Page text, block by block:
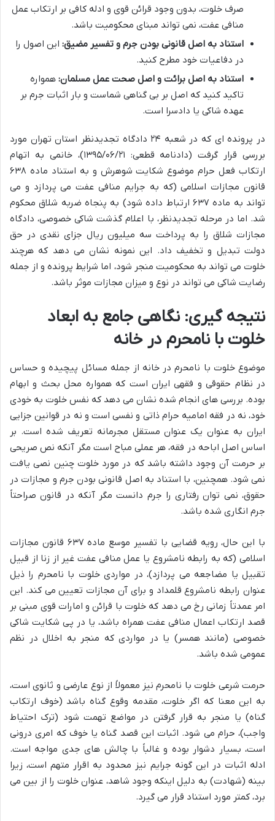
صرف خلوت، بدون وجود قرائن قوی و ادله کافی بر ارتکاب عمل
منافی عفت، نمی تواند مبنای محکومیت باشد.
استناد به اصل قانونی بودن جرم و تفسیر مضیق: این اصول را
در دفاعیات خود مطرح کنید.
استناد به اصل برائت و اصل صحت عمل مسلمان: همواره
تاکید کنید که اصل بر بی گناهی شماست و بار اثبات جرم بر
عهده شاکی یا دادسرا است.
در پرونده ای که در شعبه ۲۴ دادگاه تجدیدنظر استان تهران مورد
بررسی قرار گرفت (دادنامه قطعی: ۱۳۹۵/۰۶/۲۱)، خانمی به اتهام
ارتکاب فعل حرام موضوع شکایت شوهرش و به استناد ماده ۶۳۸
قانون مجازات اسلامی (که به جرایم منافی عفت می پردازد و می
تواند به ماده ۶۳۷ ارتباط داده شود) به پنجاه ضربه شلاق محکوم
شد. اما در مرحله تجدیدنظر، با اعلام گذشت شاکی خصوصی، دادگاه
مجازات شلاق را به پرداخت سه میلیون ریال جزای نقدی در حق
دولت تبدیل و تخفیف داد. این نمونه نشان می دهد که هرچند
خلوت می تواند به محکومیت منجر شود، اما شرایط پرونده و از جمله
رضایت شاکی می تواند در نوع و میزان مجازات موثر باشد.
نتیجه گیری: نگاهی جامع به ابعاد
خلوت با نامحرم در خانه
موضوع خلوت با نامحرم در خانه از جمله مسائل پیچیده و حساس
در نظام حقوقی و فقهی ایران است که همواره محل بحث و ابهام
بوده. بررسی های انجام شده نشان می دهد که نفس خلوت به خودی
خود، نه در فقه امامیه حرام ذاتی و نفسی است و نه در قوانین جزایی
ایران به عنوان یک عنوان مستقل مجرمانه تعریف شده است. بر
اساس اصل اباحه در فقه، هر عملی مباح است مگر آنکه نص صریحی
بر حرمت آن وجود داشته باشد که در مورد خلوت چنین نصی یافت
نمی شود. همچنین، با استناد به اصل قانونی بودن جرم و مجازات در
حقوق، نمی توان رفتاری را جرم دانست مگر آنکه در قانون صراحتاً
جرم انگاری شده باشد.
با این حال، رویه قضایی با تفسیر موسع ماده ۶۳۷ قانون مجازات
اسلامی (که به رابطه نامشروع یا عمل منافی عفت غیر از زنا از قبیل
تقبیل یا مضاجعه می پردازد)، در مواردی خلوت با نامحرم را ذیل
عنوان رابطه نامشروع قلمداد و برای آن مجازات تعیین می کند. این
امر عمدتاً زمانی رخ می دهد که خلوت با قرائن و امارات قوی مبنی بر
قصد ارتکاب اعمال منافی عفت همراه باشد، یا در پی شکایت شاکی
خصوصی (مانند همسر) یا در مواردی که منجر به اخلال در نظم
عمومی شده باشد.
حرمت شرعی خلوت با نامحرم نیز معمولاً از نوع عارضی و ثانوی است،
به این معنا که اگر خلوت، مقدمه وقوع گناه باشد (خوف ارتکاب
گناه) یا منجر به قرار گرفتن در مواضع تهمت شود (ترک احتیاط
واجب)، حرام می شود. اثبات این قصد گناه یا خوف که امری درونی
است، بسیار دشوار بوده و غالباً با چالش های جدی مواجه است.
ادله اثبات در این گونه جرایم نیز محدود به اقرار متهم است، زیرا
بینه (شهادت) به دلیل اینکه وجود شاهد، عنوان خلوت را از بین می
برد، کمتر مورد استناد قرار می گیرد.